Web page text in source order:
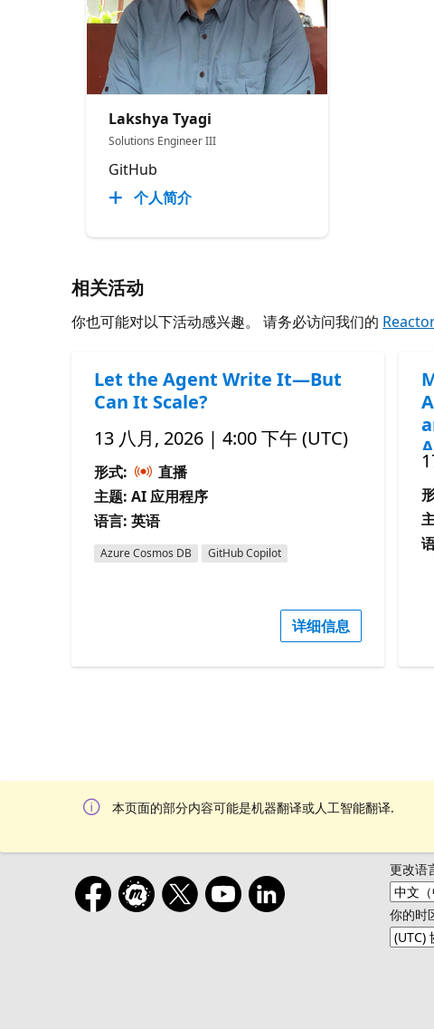
Lakshya Tyagi
Solutions Engineer III
GitHub
个人简介
相关活动
你也可能对以下活动感兴趣。 请务必访问我们的
Let the Agent Write It—But
Can It Scale?
13 八月, 2026 | 4:00 下午 (UTC)
形式:
直播
主题: AI 应用程序
语言: 英语
Azure Cosmos DB GitHub Copilot
详细信息
本页面的部分内容可能是机器翻译或人工智能翻译.
更改语
你的时